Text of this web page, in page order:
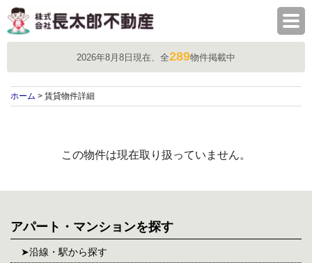
2026年8月8日現在、全289物件掲載中
ホーム > 賃貸物件詳細
この物件は現在取り扱っていません。
アパート・マンションを探す
沿線・駅から探す